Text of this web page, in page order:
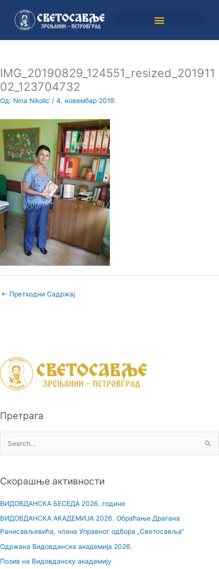
садржај
IMG_20190829_124551_resized_201911
02_123704732
Од: Nina Nikolic / 4. новембар 2019.
← Претходни Садржај
Претрага
т
з
а
Скорашње активности
ВИДОВДАНСКА БЕСЕДА 2026. године
ВИДОВДАНСКА АКАДЕМИЈА 2026. Обраћање Драгана
Ранисављевића, члана Управног одбора „Светосавља“
Одржана Видовданска академија 2026.
Позив на Видовданску академију